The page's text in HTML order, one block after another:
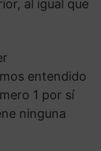
al igual que
entendido
1 por sí
ninguna